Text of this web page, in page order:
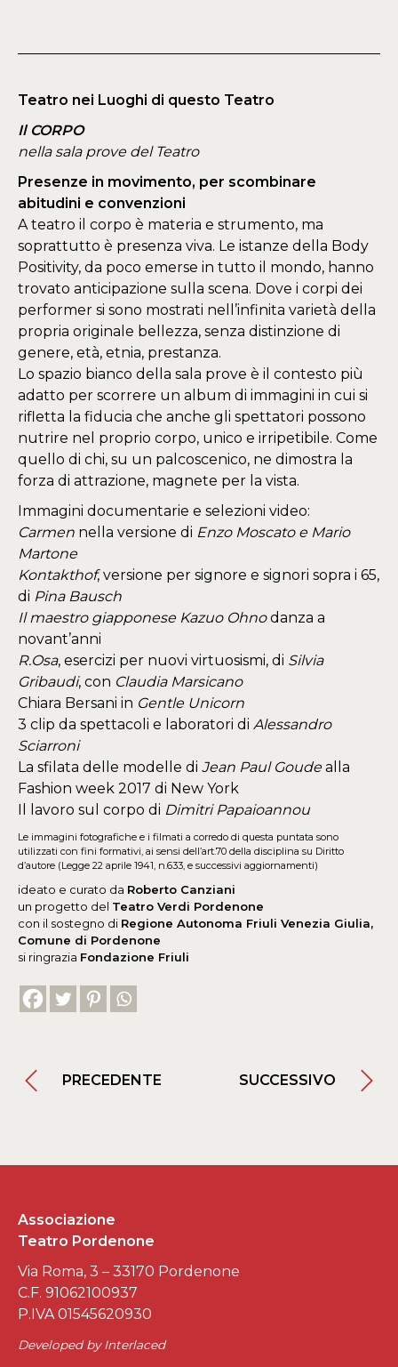
Teatro nei Luoghi di questo Teatro
Il CORPO
nella sala prove del Teatro
Presenze in movimento, per scombinare
abitudini e convenzioni
A teatro il corpo è materia e strumento, ma
soprattutto è presenza viva. Le istanze della Body
Positivity, da poco emerse in tutto il mondo, hanno
trovato anticipazione sulla scena. Dove i corpi dei
performer si sono mostrati nell’infinita varietà della
propria originale bellezza, senza distinzione di
genere, età, etnia, prestanza.
Lo spazio bianco della sala prove è il contesto più
adatto per scorrere un album di immagini in cui si
rifletta la fiducia che anche gli spettatori possono
nutrire nel proprio corpo, unico e irripetibile. Come
quello di chi, su un palcoscenico, ne dimostra la
forza di attrazione, magnete per la vista.
Immagini documentarie e selezioni video:
Carmen nella versione di Enzo Moscato e Mario
Martone
Kontakthof, versione per signore e signori sopra i 65,
di Pina Bausch
Il maestro giapponese Kazuo Ohnodanza a
novant’anni
R.Osa, esercizi per nuovi virtuosismi, di Silvia
Gribaudi, con Claudia Marsicano
Chiara Bersani in Gentle Unicorn
3 clip da spettacoli e laboratori di Alessandro
Sciarroni
La sfilata delle modelle di Jean Paul Goudealla
Fashion week 2017 di New York
Il lavoro sul corpo di Dimitri Papaioannou
Le immagini fotografiche e i filmati a corredo di questa puntata sono
utilizzati con fini formativi, ai sensi dell’art.70 della disciplina su Diritto
d’autore (Legge 22 aprile 1941, n.633, e successivi aggiornamenti)
ideato e curato da Roberto Canziani
un progetto del Teatro Verdi Pordenone
con il sostegno di Regione Autonoma Friuli Venezia Giulia,
Comune di Pordenone
si ringrazia Fondazione Friuli
PRECEDENTE SUCCESSIVO
Associazione
Teatro Pordenone
Via Roma, 3 – 33170 Pordenone
C.F. 91062100937
P.IVA 01545620930
Developed by Interlaced